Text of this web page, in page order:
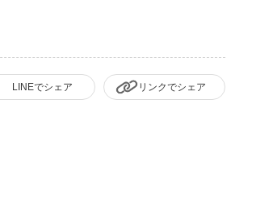
LINEでシェア リンクでシェア